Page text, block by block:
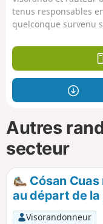
tenus responsables
quelconque survenu
Autres
secteur
Cósan
au départ de
Visorandonneur